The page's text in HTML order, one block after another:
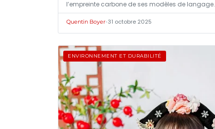
l’empreinte carbone de ses modèles de langage.
Quentin Boyer•31 octobre 2025
ENVIRONNEMENT ET DURABILITÉ